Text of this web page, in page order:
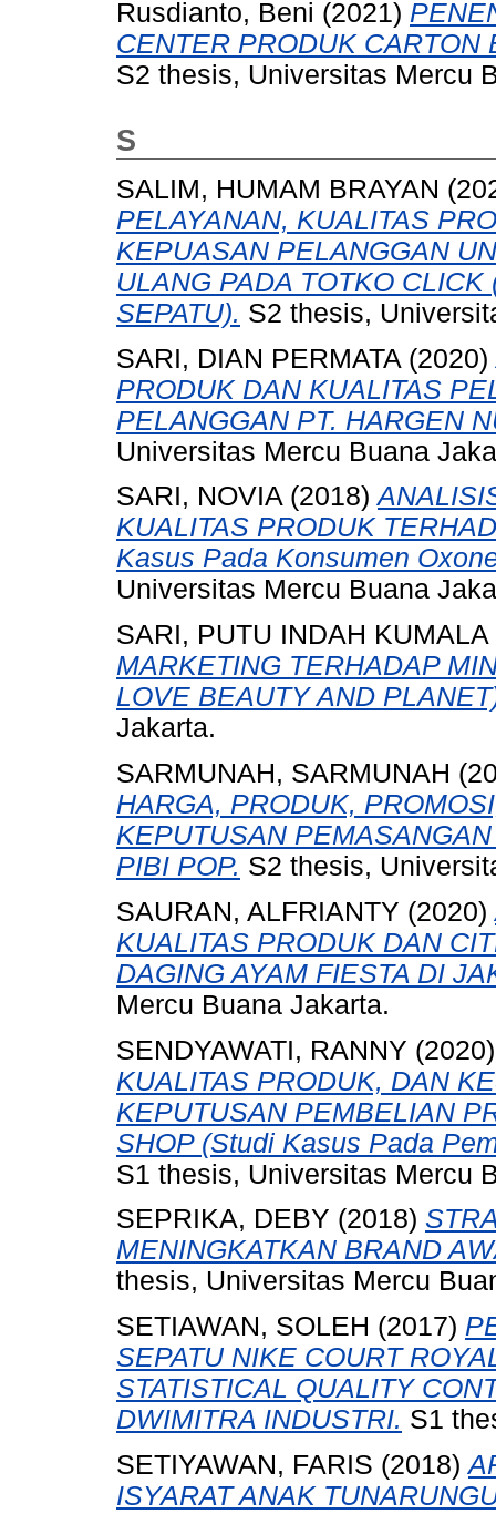
Rusdianto, Beni (2021)
CENTER PRODUK CARTON
S2 thesis, Universitas Mercu
S
SALIM, HUMAM BRAYAN
PELAYANAN, KUALITAS
KEPUASAN PELANGGAN
ULANG PADA TOTKO
SEPATU). S2 thesis,
SARI, DIAN PERMATA (2020)
PRODUK DAN KUALITAS
PELANGGAN PT. HARGEN
Universitas Mercu Buana
SARI, NOVIA (2018)
KUALITAS PRODUK
Kasus Pada Konsumen
Universitas Mercu Buana
SARI, PUTU INDAH KUMALA
MARKETING TERHADAP
LOVE BEAUTY AND
Jakarta.
SARMUNAH, SARMUNAH
HARGA, PRODUK,
KEPUTUSAN
PIBI POP. S2 thesis,
SAURAN, ALFRIANTY (2020)
KUALITAS PRODUK DAN
DAGING AYAM FIESTA DI
Mercu Buana Jakarta.
SENDYAWATI, RANNY
KUALITAS PRODUK, DAN
KEPUTUSAN PEMBELIAN
SHOP (Studi Kasus Pada
S1 thesis, Universitas Mercu
SEPRIKA, DEBY (2018)
MENINGKATKAN BRAND
thesis, Universitas Mercu
SETIAWAN, SOLEH (2017)
SEPATU NIKE COURT
STATISTICAL QUALITY
DWIMITRA INDUSTRI. S1
SETIYAWAN, FARIS (2018)
ISYARAT ANAK